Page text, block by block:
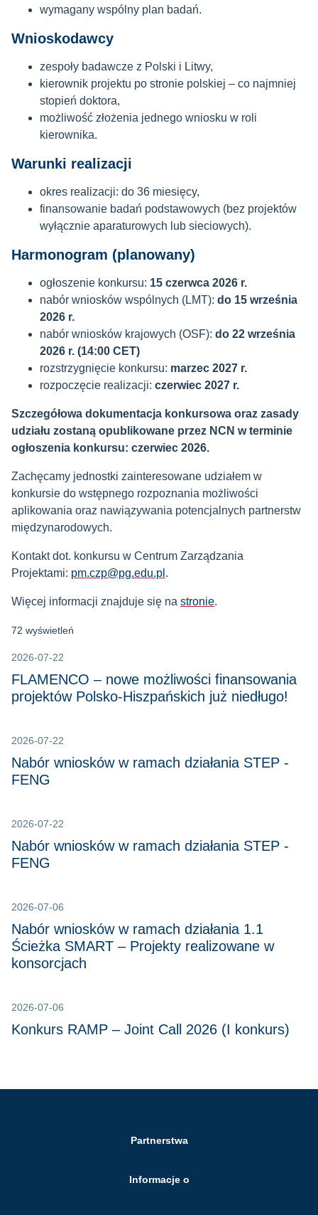
wymagany wspólny plan badań.
Wnioskodawcy
zespoły badawcze z Polski i Litwy,
kierownik projektu po stronie polskiej – co najmniej
stopień doktora,
możliwość złożenia jednego wniosku w roli
kierownika.
Warunki realizacji
okres realizacji: do 36 miesięcy,
finansowanie badań podstawowych (bez projektów
wyłącznie aparaturowych lub sieciowych).
Harmonogram (planowany)
ogłoszenie konkursu: 15 czerwca 2026 r.
nabór wniosków wspólnych (LMT): do 15 września
2026 r.
nabór wniosków krajowych (OSF): do 22 września
2026 r. (14:00 CET)
rozstrzygnięcie konkursu: marzec 2027 r.
rozpoczęcie realizacji: czerwiec 2027 r.
Szczegółowa dokumentacja konkursowa oraz zasady
udziału zostaną opublikowane przez NCN w terminie
ogłoszenia konkursu: czerwiec 2026.
Zachęcamy jednostki zainteresowane udziałem w
konkursie do wstępnego rozpoznania możliwości
aplikowania oraz nawiązywania potencjalnych partnerstw
międzynarodowych.
Kontakt dot. konkursu w Centrum Zarządzania
Projektami: pm.czp@pg.edu.pl .
Więcej informacji znajduje się na stronie.
72 wyświetleń
2026-07-22
FLAMENCO – nowe możliwości finansowania
projektów Polsko-Hiszpańskich już niedługo!
2026-07-22
Nabór wniosków w ramach działania STEP -
FENG
2026-07-22
Nabór wniosków w ramach działania STEP -
FENG
2026-07-06
Nabór wniosków w ramach działania 1.1
Ścieżka SMART – Projekty realizowane w
konsorcjach
2026-07-06
Konkurs RAMP – Joint Call 2026 (I konkurs)
Partnerstwa
Informacje o